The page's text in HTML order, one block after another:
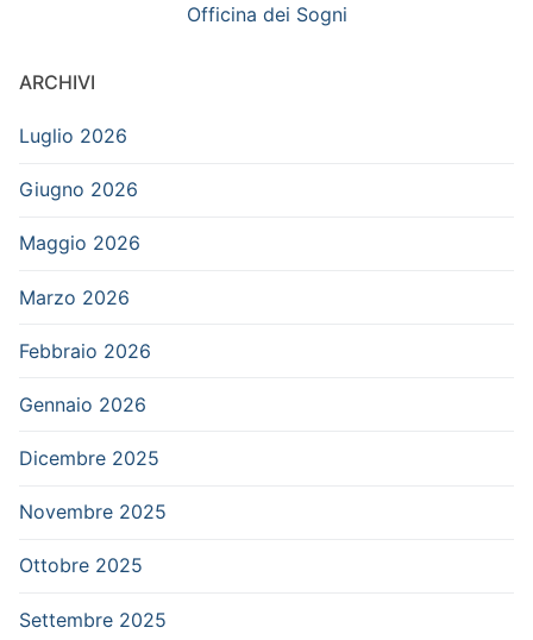
Officina dei Sogni
ARCHIVI
Luglio 2026
Giugno 2026
Maggio 2026
Marzo 2026
Febbraio 2026
Gennaio 2026
Dicembre 2025
Novembre 2025
Ottobre 2025
Settembre 2025